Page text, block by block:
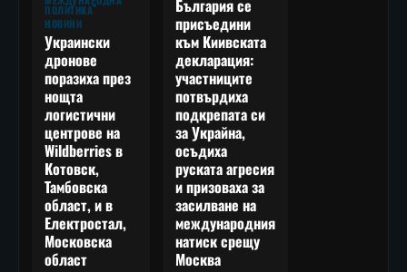
ПОЛИТИКА
НОВИНИ
Украински
дронове
поразиха през
нощта
логистични
центрове на
Wildberries в
Котовск,
Тамбовска
област, и в
Електростал,
Московска
област
България се
присъедини
към Киивската
декларация:
участниците
потвърдиха
подкрепата си
за Украйна,
осъдиха
руската агресия
и призоваха за
засилване на
международния
натиск срещу
Москва